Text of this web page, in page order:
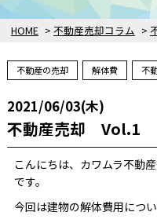
HOME > 不動産売却コラム >
不動産の売却 解体費 不
2021/06/03(木)
不動産売却 Vol.1
こんにちは、カワムラ不動
です。
今回は建物の解体費用につ